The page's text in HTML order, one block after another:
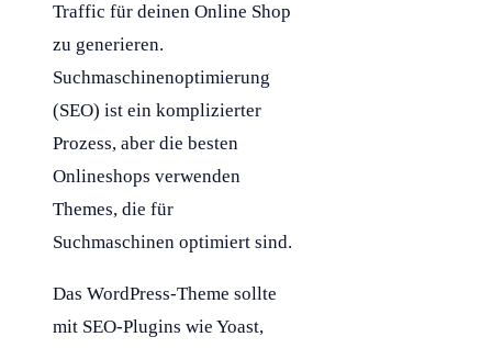
Traffic für deinen Online Shop
zu generieren.
Suchmaschinenoptimierung
(SEO) ist ein komplizierter
Prozess, aber die besten
Onlineshops verwenden
Themes, die für
Suchmaschinen optimiert sind.
Das WordPress-Theme sollte
mit SEO-Plugins wie Yoast,